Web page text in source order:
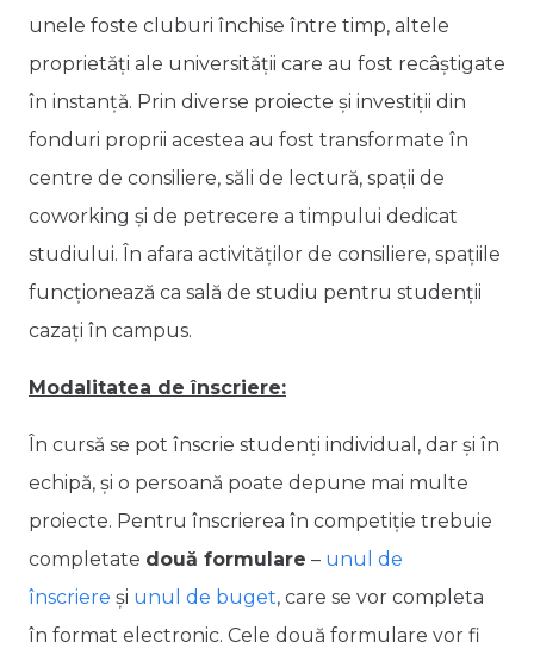
unele foste cluburi închise între timp, altele
proprietăți ale universității care au fost recâștigate
în instanță. Prin diverse proiecte și investiții din
fonduri proprii acestea au fost transformate în
centre de consiliere, săli de lectură, spații de
coworking și de petrecere a timpului dedicat
studiului. În afara activităților de consiliere, spațiile
funcționează ca sală de studiu pentru studenții
cazați în campus.
Modalitatea de înscriere:
În cursă se pot înscrie studenți individual, dar și în
echipă, și o persoană poate depune mai multe
proiecte. Pentru înscrierea în competiție trebuie
completate două formulare – unul de
înscriere și unul de buget, care se vor completa
în format electronic. Cele două formulare vor fi